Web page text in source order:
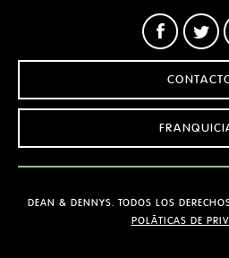
DEAN & DENNYS. TODOS LOS
POLÃTICAS DE